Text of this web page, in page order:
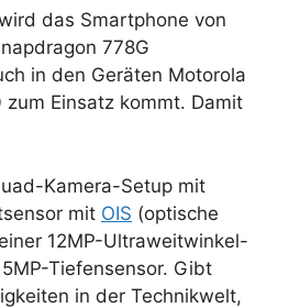
das Smartphone von
778G
in den Geräten Motorola
zum Einsatz kommt. Damit
Kamera-Setup mit
mit OIS (optische
12MP-Ultraweitwinkel-
Tiefensensor. Gibt
in der Technikwelt,